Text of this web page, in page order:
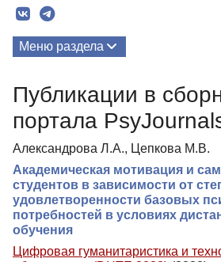
Меню раздела
Публикации в
портала
Александрова Л.А., Цепкова М.В.
Академическая мотивация и
студентов в зависимости от
удовлетворенности базовых
потребностей в условиях
обучения
Цифровая гуманитаристика и